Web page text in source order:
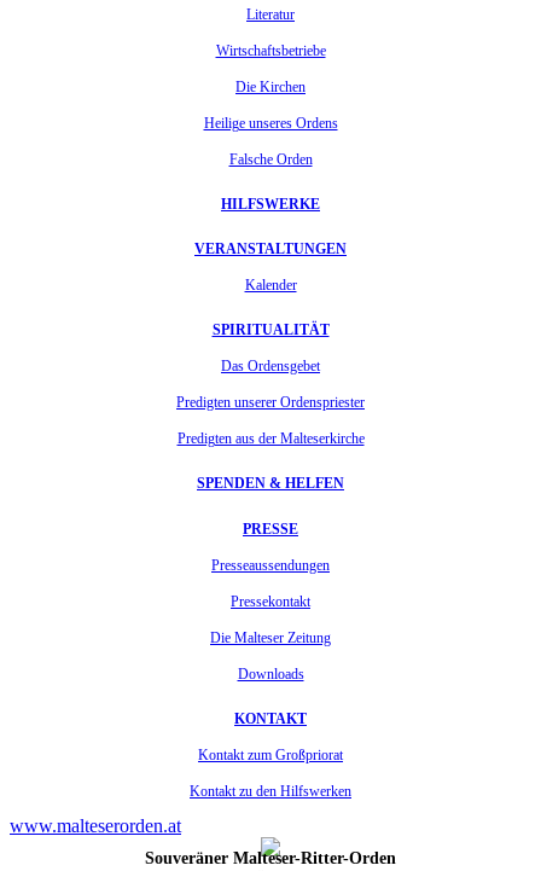
Literatur
Wirtschaftsbetriebe
Die Kirchen
Heilige unseres Ordens
Falsche Orden
HILFSWERKE
VERANSTALTUNGEN
Kalender
SPIRITUALITÄT
Das Ordensgebet
Predigten unserer Ordenspriester
Predigten aus der Malteserkirche
SPENDEN & HELFEN
PRESSE
Presseaussendungen
Pressekontakt
Die Malteser Zeitung
Downloads
KONTAKT
Kontakt zum Großpriorat
Kontakt zu den Hilfswerken
www.malteserorden.at
Souveräner Malteser-Ritter-Orden